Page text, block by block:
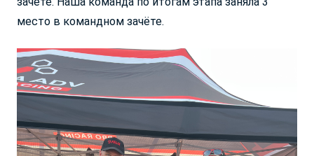
место в командном зачёте.